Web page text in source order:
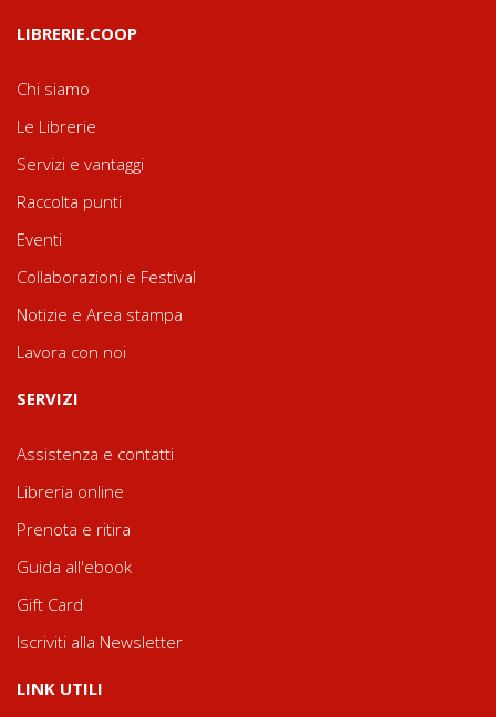
LIBRERIE.COOP
Chi siamo
Le Librerie
Servizi e vantaggi
Raccolta punti
Eventi
Collaborazioni e Festival
Notizie e Area stampa
Lavora con noi
SERVIZI
Assistenza e contatti
Libreria online
Prenota e ritira
Guida all'ebook
Gift Card
Iscriviti alla Newsletter
LINK UTILI